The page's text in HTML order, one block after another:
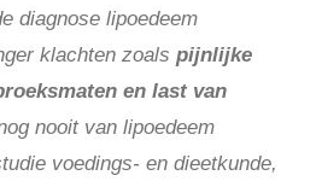
diagnose lipoedeem
klachten zoals pijnlijke
en last van
nooit van lipoedeem
voedings- en dieetkunde,